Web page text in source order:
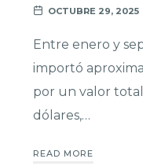
OCTUBRE 29, 2025
Entre enero y
importó
por un valor total
dólares,…
READ MORE